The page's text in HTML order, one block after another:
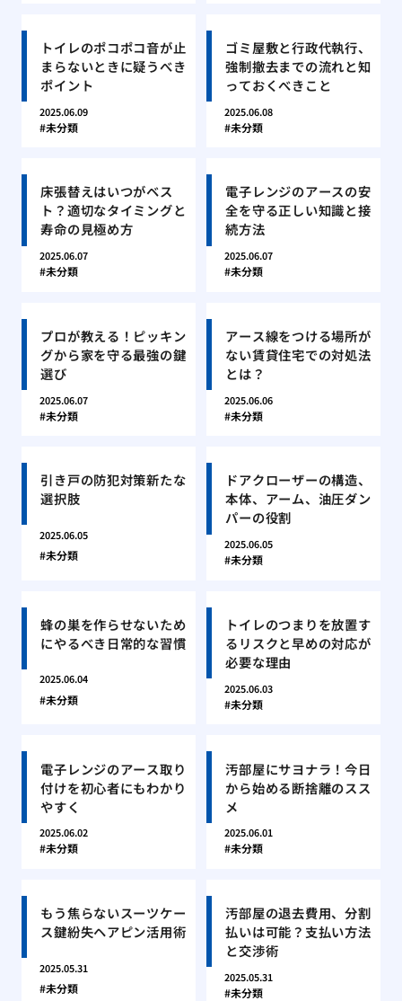
トイレのポコポコ音が止
まらないときに疑うべき
ポイント
2025.06.09
未分類
ゴミ屋敷と行政代執行、
強制撤去までの流れと知
っておくべきこと
2025.06.08
未分類
床張替えはいつがベス
ト？適切なタイミングと
寿命の見極め方
2025.06.07
未分類
電子レンジのアースの安
全を守る正しい知識と接
続方法
2025.06.07
未分類
プロが教える！ピッキン
グから家を守る最強の鍵
選び
2025.06.07
未分類
アース線をつける場所が
ない賃貸住宅での対処法
とは？
2025.06.06
未分類
引き戸の防犯対策新たな
選択肢
2025.06.05
未分類
ドアクローザーの構造、
本体、アーム、油圧ダン
パーの役割
2025.06.05
未分類
蜂の巣を作らせないため
にやるべき日常的な習慣
2025.06.04
未分類
トイレのつまりを放置す
るリスクと早めの対応が
必要な理由
2025.06.03
未分類
電子レンジのアース取り
付けを初心者にもわかり
やすく
2025.06.02
未分類
汚部屋にサヨナラ！今日
から始める断捨離のスス
メ
2025.06.01
未分類
もう焦らないスーツケー
ス鍵紛失ヘアピン活用術
2025.05.31
未分類
汚部屋の退去費用、分割
払いは可能？支払い方法
と交渉術
2025.05.31
未分類